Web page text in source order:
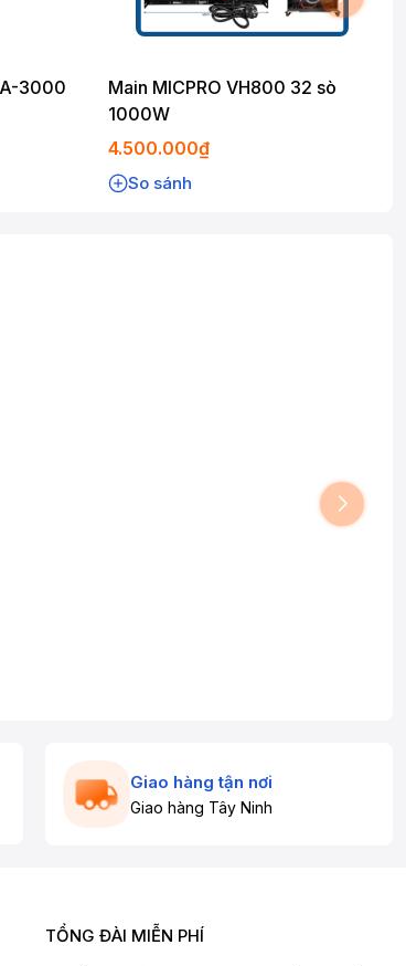
3000
Main MICPRO VH800 32 sò
1000W
4.500.000₫
So sánh
Giao hàng tận nơi
Giao hàng Tây Ninh
TỔNG ĐÀI MIỄN PHÍ